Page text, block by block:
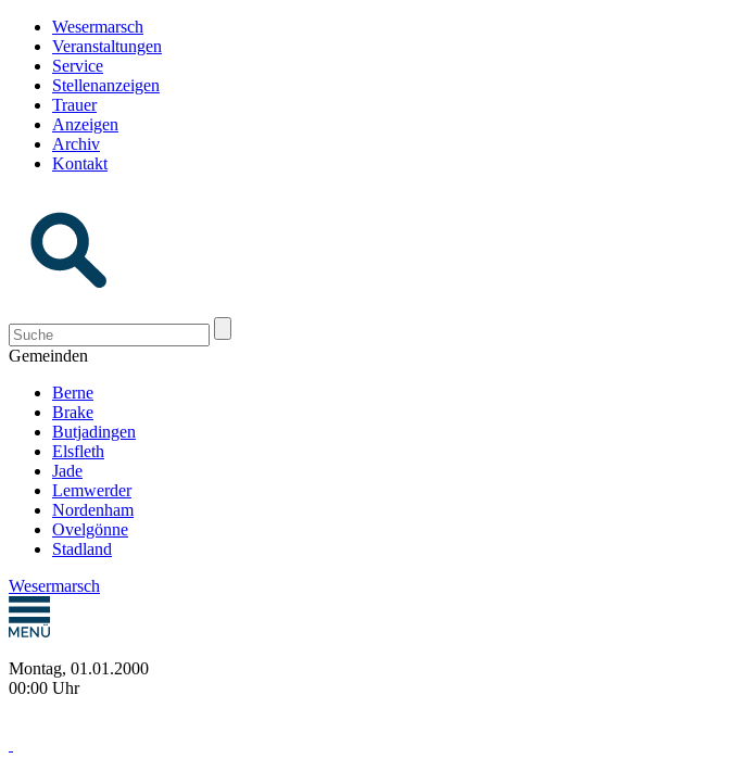
Wesermarsch
Veranstaltungen
Service
Stellenanzeigen
Trauer
Anzeigen
Archiv
Kontakt
Gemeinden
Berne
Brake
Butjadingen
Elsfleth
Jade
Lemwerder
Nordenham
Ovelgönne
Stadland
Wesermarsch
Montag, 01.01.2000
00:00 Uhr